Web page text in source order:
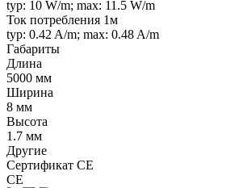
typ: 10 W/m; max: 11.5 W/m
Ток потребления 1м
typ: 0.42 A/m; max: 0.48 A/m
Габариты
Длина
5000 мм
Ширина
8 мм
Высота
1.7 мм
Другие
Сертификат CE
CE